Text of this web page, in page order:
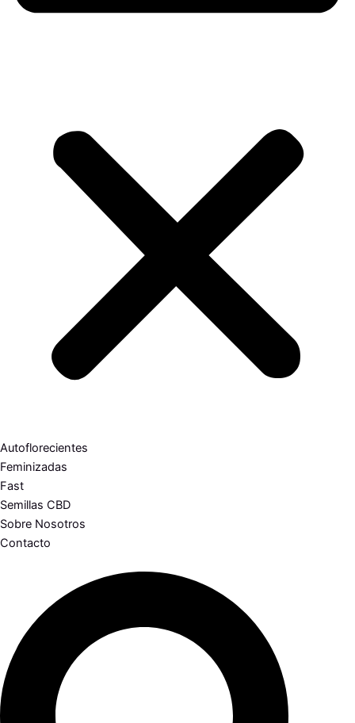
Autoflorecientes
Feminizadas
Fast
Semillas CBD
Sobre Nosotros
Contacto